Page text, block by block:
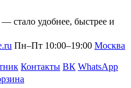
стало удобнее, быстрее и
Пн–Пт 10:00–19:00 Москва
Контакты ВК WhatsApp